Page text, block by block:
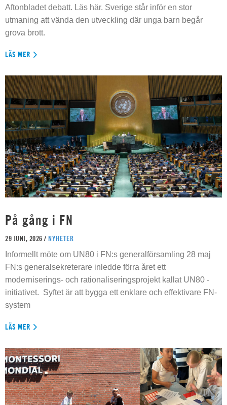
Aftonbladet debatt. Läs här. Sverige står inför en stor
utmaning att vända den utveckling där unga barn begår
grova brott.
LÄS MER
På gång i FN
29 JUNI, 2026 / NYHETER
Informellt möte om UN80 i FN:s generalförsamling 28 maj
FN:s generalsekreterare inledde förra året ett
moderniserings- och rationaliseringsprojekt kallat UN80 -
initiativet. Syftet är att bygga ett enklare och effektivare FN-
system
LÄS MER